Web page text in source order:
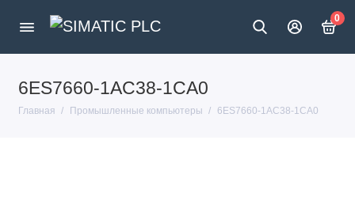
0
6ES7660-1AC38-1CA0
Главная Промышленные компьютеры 6ES7660-1AC38-1CA0